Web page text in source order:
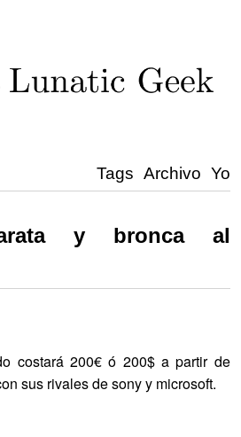
Tags Archivo Yo
y bronca al
costará 200€ ó 200$ a partir de
sus rivales de sony y microsoft.